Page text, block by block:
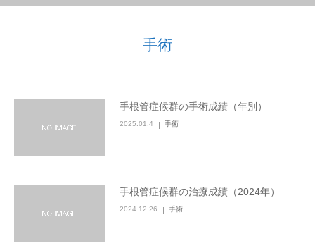
手術
手根管症候群の手術成績（年別）
2025.01.4 手術
手根管症候群の治療成績（2024年）
2024.12.26 手術